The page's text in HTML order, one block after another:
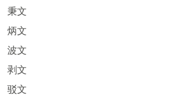
秉文
炳文
波文
剥文
驳文